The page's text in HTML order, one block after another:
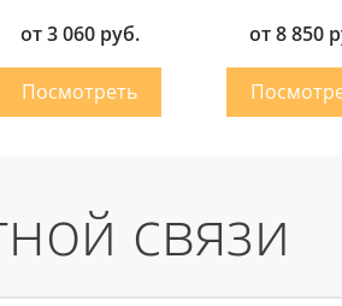
от 3 060 руб. от 8 850
связи